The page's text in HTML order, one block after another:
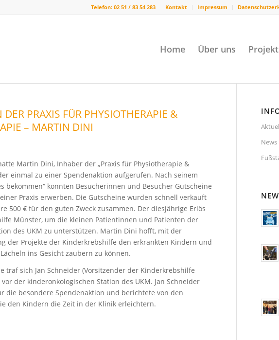
Kontakt Impressum
Telefon: 02 51 / 83 54 283
Home Über uns
PRAXIS FÜR PHYSIOTHERAPIE &
– MARTIN DINI
Martin Dini, Inhaber der „Praxis für Physiotherapie &
einmal zu einer Spendenaktion aufgerufen. Nach seinem
bekommen“ konnten Besucherinnen und Besucher Gutscheine
Praxis erwerben. Die Gutscheine wurden schnell verkauft
500 € für den guten Zweck zusammen. Der diesjährige Erlös
Münster, um die kleinen Patientinnen und Patienten der
des UKM zu unterstützen. Martin Dini hofft, mit der
der Projekte der Kinderkrebshilfe den erkrankten Kindern und
ins Gesicht zaubern zu können.
traf sich Jan Schneider (Vorsitzender der Kinderkrebshilfe
der kinderonkologischen Station des UKM. Jan Schneider
die besondere Spendenaktion und berichtete von den
den Kindern die Zeit in der Klinik erleichtern.
News